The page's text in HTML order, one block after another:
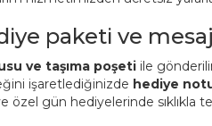
paketi ve
ve taşıma poşeti ile
işaretlediğinizde hediye
gün hediyelerinde sıklıkla